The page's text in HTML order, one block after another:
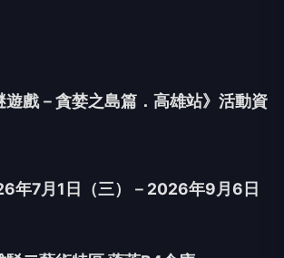
遊戲－貪婪之島篇．高雄站》活動資
年7月1日（三）－2026年9月6日